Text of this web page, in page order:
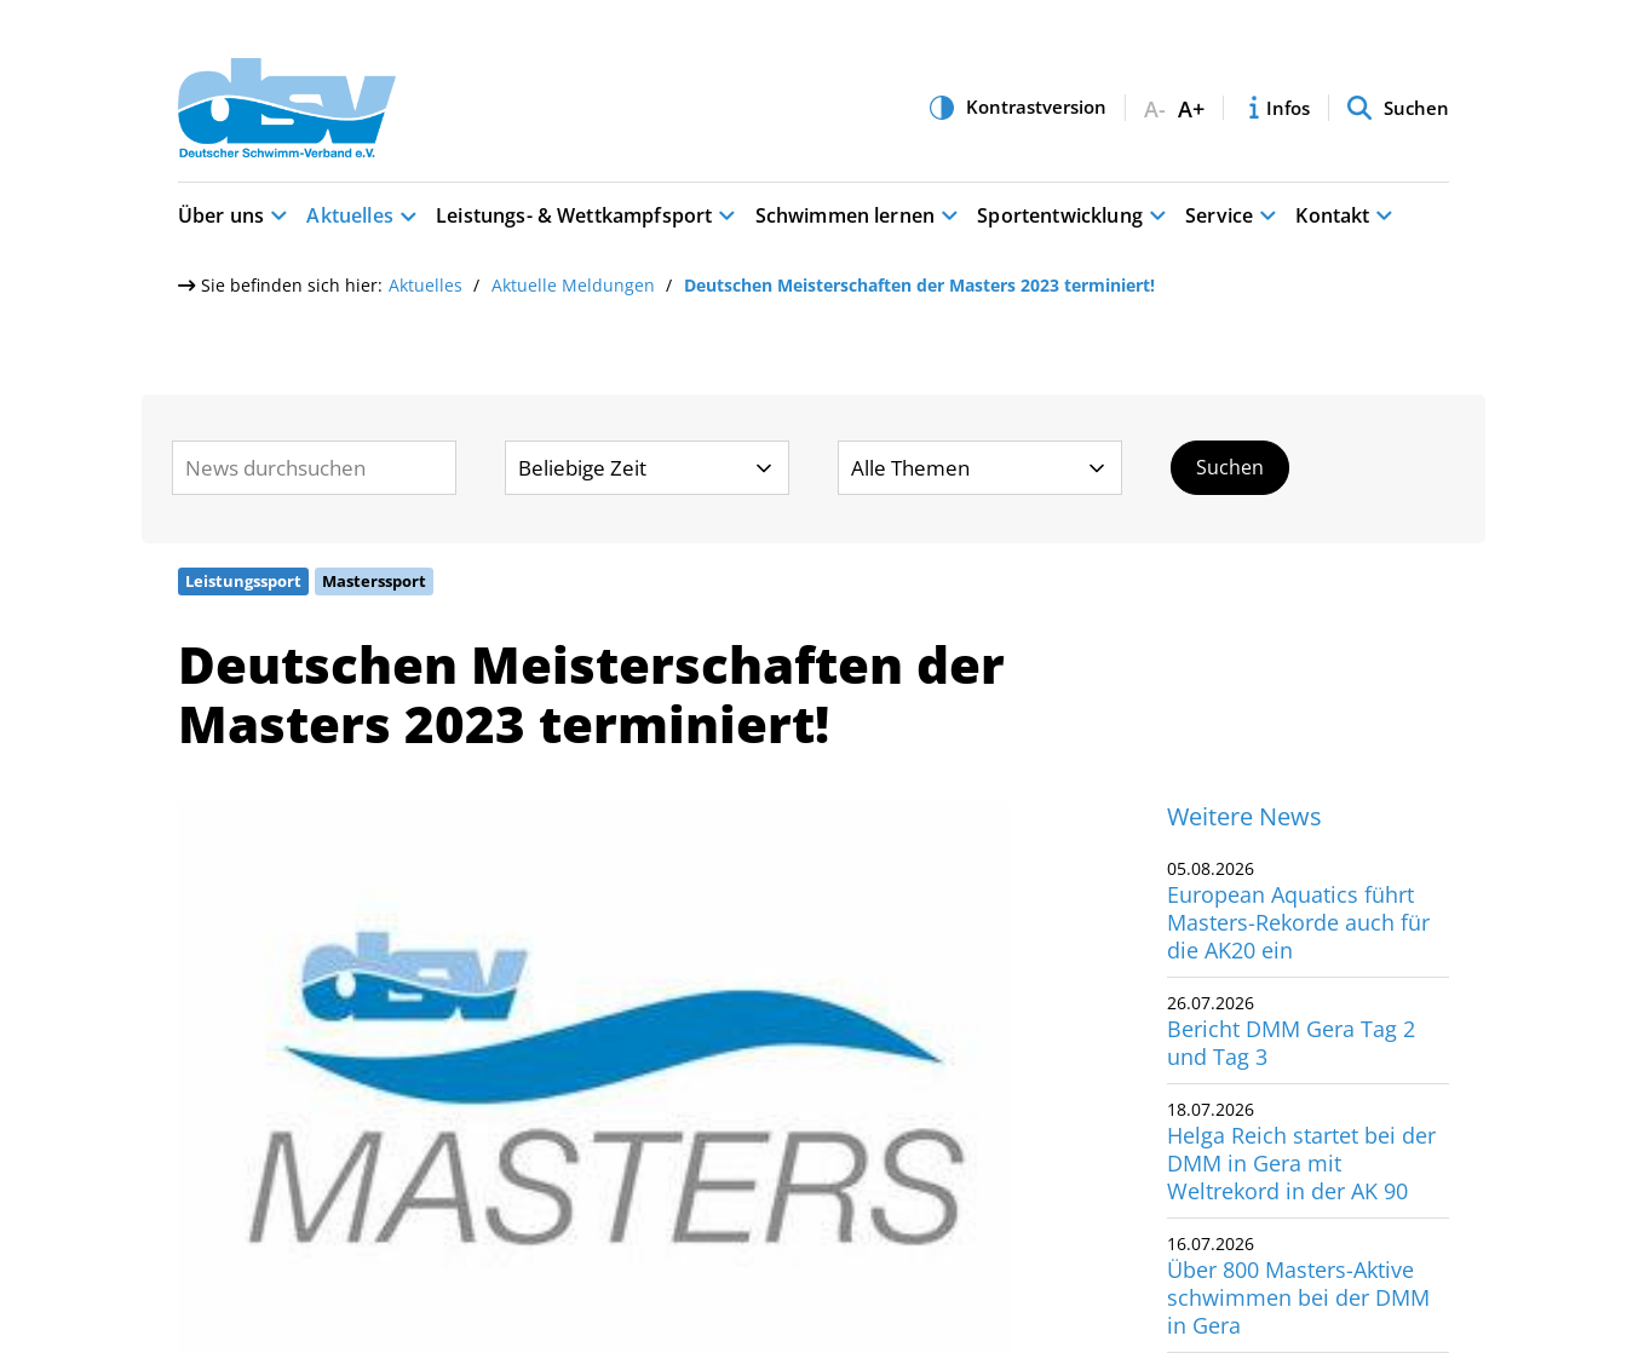
Über uns Aktuelles Leistungs- & Wettkampfsport Schwimmen lernen Sportentwicklung Service Kontakt
Deutschen Meisterschaften der
Masters 2023 terminiert!
European Aquatics führt
Masters-Rekorde auch für
die AK20 ein
Bericht DMM Gera Tag 2
und Tag 3
18.07.2026
Helga Reich startet bei der
DMM in Gera mit
Weltrekord in der AK 90
Über 800 Masters-Aktive
schwimmen bei der DMM
in Gera
Quicklinks
Vereinsfinder
Lizenzwesen
Zentrale Hinweisstelle
Anti-Doping
Abteilungen
Schwimmen
Freiwasserschwimmen
Wasserspringen
Wasserball
Deutscher Schwimm-Verband e.V.
Korbacher Straße 93
D-34132 Kassel
Fax: +49 561 94083-15
info@dsv.de